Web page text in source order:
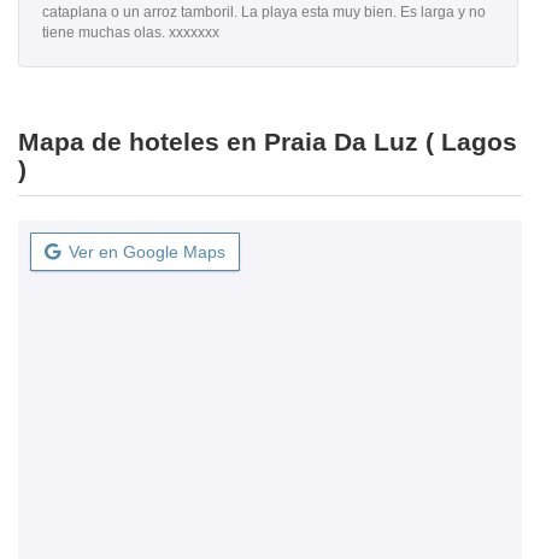
cataplana o un arroz tamboril. La playa esta muy bien. Es larga y no
tiene muchas olas. xxxxxxx
Mapa de hoteles en Praia Da Luz ( Lagos
)
Ver en Google Maps